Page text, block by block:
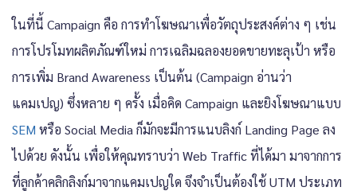
ในที่นี้ Campaign คือ การทำโฆษณาเพื่อวัตถุประสงค์ต่าง ๆ เช่น
การโปรโมทผลิตภัณฑ์ใหม่ การเฉลิมฉลองยอดขายทะลุเป้า หรือ
การเพิ่ม Brand Awareness เป็นต้น (Campaign อ่านว่า
แคมเปญ) ซึ่งหลาย ๆ ครั้ง เมื่อคิด Campaign และยิงโฆษณาแบบ
SEM หรือ Social Media ก็มักจะมีการแนบลิงก์ Landing Page ลง
ไปด้วย ดังนั้น เพื่อให้คุณทราบว่า Web Traffic ที่ได้มา มาจากการ
ที่ลูกค้าคลิกลิงก์มาจากแคมเปญใด จึงจำเป็นต้องใช้ UTM ประเภท